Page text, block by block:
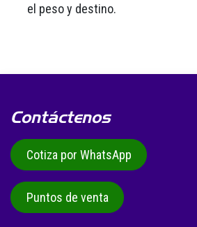
el peso y destino.
Contáctenos
Cotiza por WhatsApp
Puntos de venta